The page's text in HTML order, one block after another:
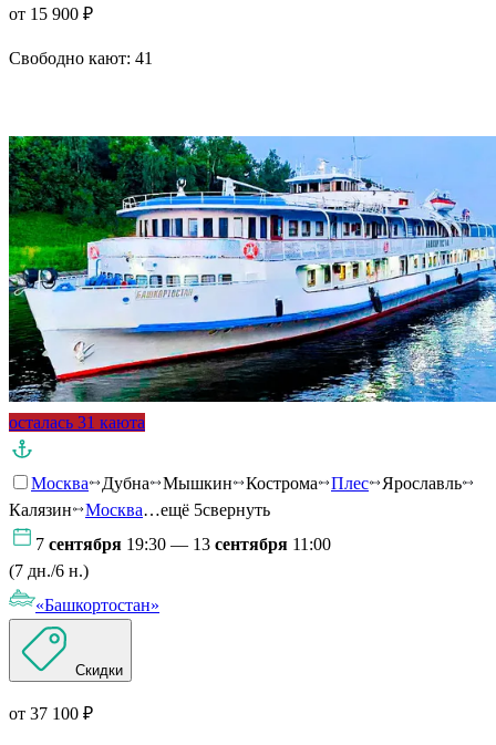
от 15 900 ₽
Свободно кают: 41
осталась 31 каюта
Москва Дубна Мышкин Кострома Плес
Ярославль
Калязин
Москва…ещё 5свернуть
7 сентября 19:30 — 13 сентября 11:00
(7 дн./6 н.)
«Башкортостан»
Скидки
от 37 100 ₽